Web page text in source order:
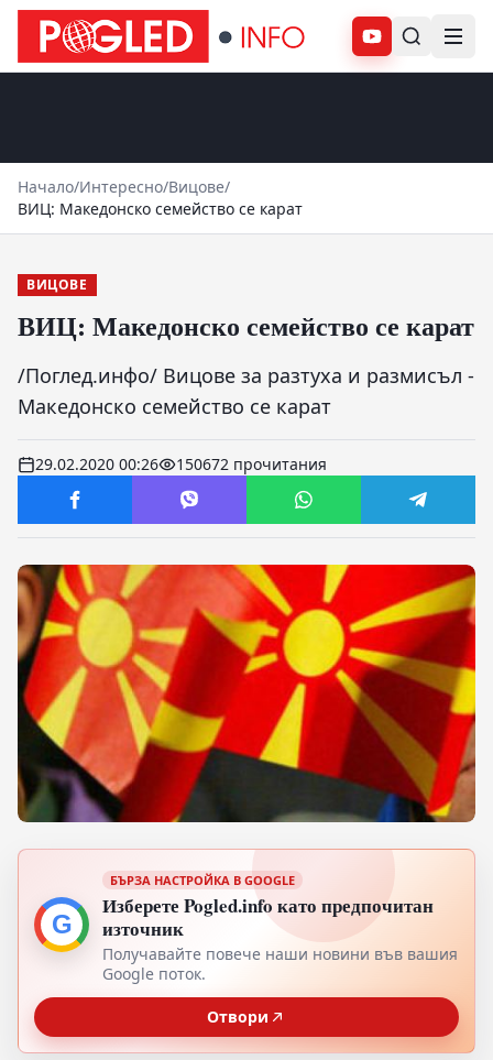
Абонирай се
Начало/Интересно/Вицове/
ВИЦ: Македонско семейство се карат
ВИЦОВЕ
ВИЦ: Македонско семейство се карат
/Поглед.инфо/ Вицове за разтуха и размисъл -
Македонско семейство се карат
29.02.2020 00:26 150672 прочитания
G
БЪРЗА НАСТРОЙКА В GOOGLE
Изберете Pogled.info като предпочитан
източник
Получавайте повече наши новини във вашия
Google поток.
Отвори